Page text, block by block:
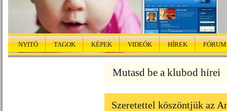
NYITÓ TAGOK KÉPEK VIDEÓK HÍREK FÓRUM
Mutasd be a klubod hírei
Szeretettel köszöntjük az